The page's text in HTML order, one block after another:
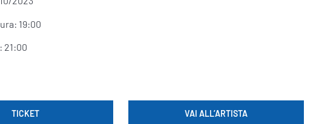
19:00
21:00
TICKET VAI ALL’ARTISTA